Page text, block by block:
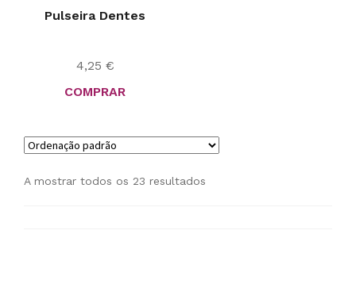
Pulseira Dentes
4,25 €
COMPRAR
A mostrar todos os 23 resultados